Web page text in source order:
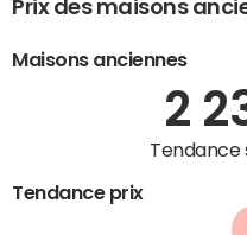
Prix des maisons
Maisons anciennes
2
Tendance
Tendance prix